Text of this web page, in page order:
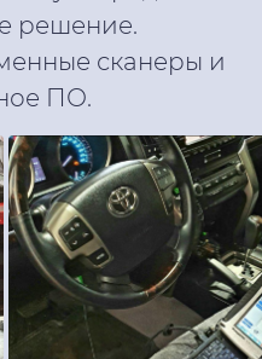
решение.
сканеры и
ПО.